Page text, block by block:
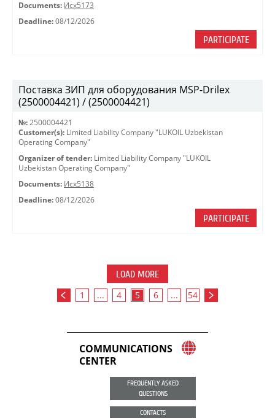
Documents: Исх5173
Deadline: 08/12/2026
PARTICIPATE
Поставка ЗИП для оборудования MSP-Drilex
(2500004421) / (2500004421)
№: 2500004421
Customer(s): Limited Liability Company "LUKOIL Uzbekistan
Operating Company"
Organizer of tender: Limited Liability Company "LUKOIL
Uzbekistan Operating Company"
Documents: Исх5138
Deadline: 08/12/2026
PARTICIPATE
LOAD MORE
1 ... 4 5 6 ... 54
COMMUNICATIONS
CENTER
FREQUENTLY ASKED
QUESTIONS
CONTACTS